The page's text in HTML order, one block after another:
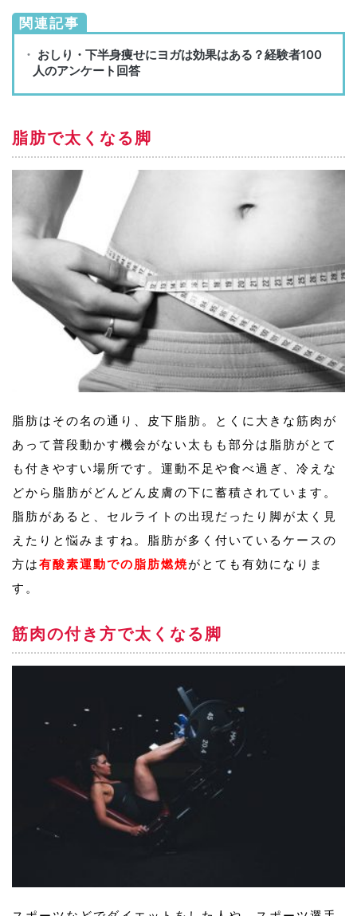
関連記事
脂肪で太くなる脚
脂肪はその名の通り、皮下脂肪。とくに大きな筋肉が
あって普段動かす機会がない太もも部分は脂肪がとて
も付きやすい場所です。運動不足や食べ過ぎ、冷えな
どから脂肪がどんどん皮膚の下に蓄積されています。
脂肪があると、セルライトの出現だったり脚が太く見
えたりと悩みますね。脂肪が多く付いているケースの
方は有酸素運動での脂肪燃焼がとても有効になりま
す。
筋肉の付き方で太くなる脚